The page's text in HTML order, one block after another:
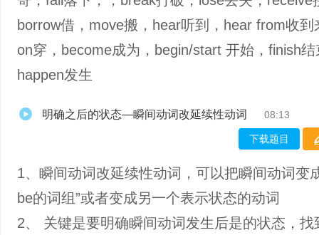
borrow借，move搬，hear听到，hear from收到
on穿，become成为，begin/start 开始，finish结
happen发生
明确之后的状态—瞬间动词改延续性动词 08:13
下载题目
1、瞬间动词改延续性动词，可以把瞬间动词变
be的词组”或者变成另一个表示状态的动词
2、 关键是要明确瞬间动词发生后是的状态，找